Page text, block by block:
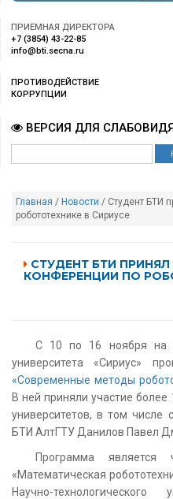
ПРИЕМНАЯ ДИРЕКТОРА
+7 (3854) 43-22-85
info@bti.secna.ru
ПРОТИВОДЕЙСТВИЕ
КОРРУПЦИИ
ВЕРСИЯ ДЛЯ
Главная / Новости / Студент БТИ
робототехнике в Сириусе
СТУДЕНТ БТИ ПРИНЯЛ
КОНФЕРЕНЦИИ ПО
C 10 по 16 ноября на
университета «Сириус»
«Современные методы
В ней приняли участие более
университетов, в том числе
БТИ АлтГТУ Данилов Павел
Программа является
«Математическая
Научно-